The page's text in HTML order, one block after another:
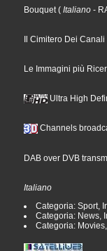
Bouquet ( Italiano -
Il Cimitero Dei Canali
Le Immagini più
Ultra High
Channels
DAB over DVB
Italiano
Categoria: Sport,
Categoria: News,
Categoria: